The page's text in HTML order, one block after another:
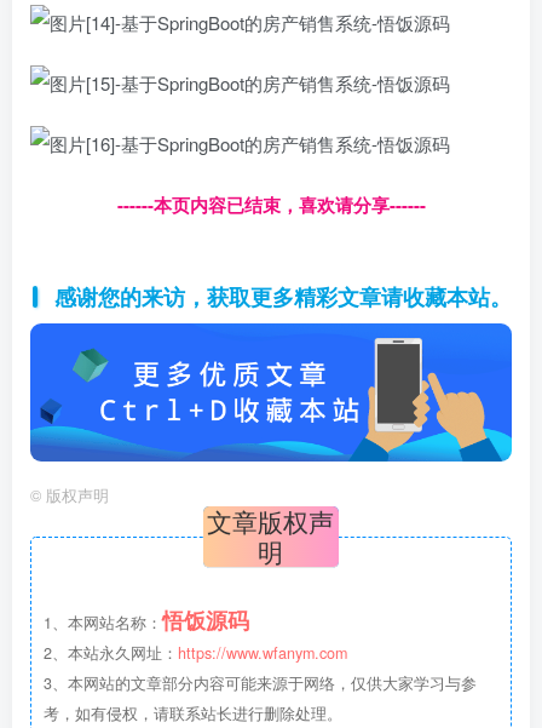
------本页内容已结束，喜欢请分享------
感谢您的来访，获取更多精彩文章请收藏本站。
© 版权声明
文章版权声
明
1、本网站名称：悟饭源码
2、本站永久网址： https://www.wfanym.com
3、本网站的文章部分内容可能来源于网络，仅供大家学习与参
考，如有侵权，请联系站长进行删除处理。